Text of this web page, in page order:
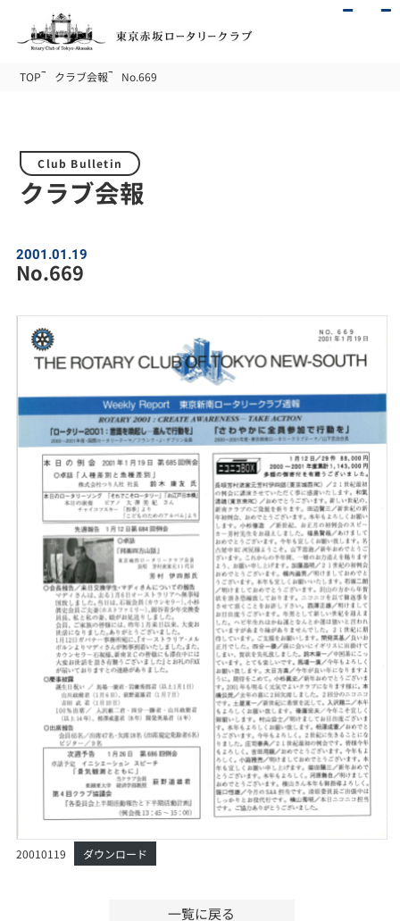
TOP クラブ会報 No.669
Club Bulletin
クラブ会報
2001.01.19
No.669
20010119 ダウンロード
一覧に戻る